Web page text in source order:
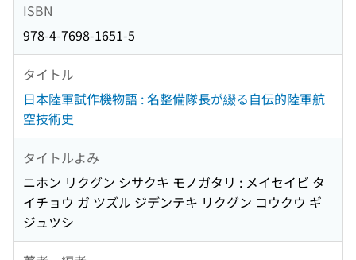
ISBN
978-4-7698-1651-5
タイトル
日本陸軍試作機物語 : 名整備隊長が綴る自伝的陸軍航
空技術史
タイトルよみ
ニホン リクグン シサクキ モノガタリ : メイセイビ タ
イチョウ ガ ツズル ジデンテキ リクグン コウクウ ギ
ジュツシ